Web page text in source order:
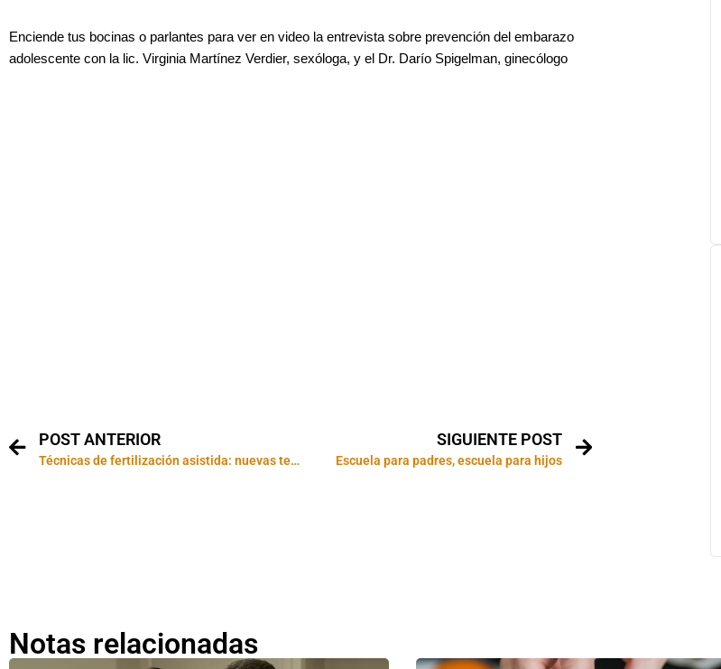
Enciende tus bocinas o parlantes para ver en video la entrevista sobre prevención del embarazo
adolescente con la lic. Virginia Martínez Verdier, sexóloga, y el Dr. Darío Spigelman, ginecólogo
POST ANTERIOR
Técnicas de fertilización asistida: nuevas tendencias
SIGUIENTE POST
Escuela para padres, escuela para hijos
Notas relacionadas